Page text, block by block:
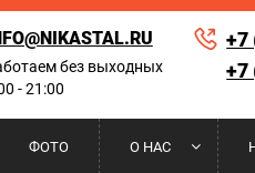
без выходных
- 21:00
+7
+7
ФОТО О НАС